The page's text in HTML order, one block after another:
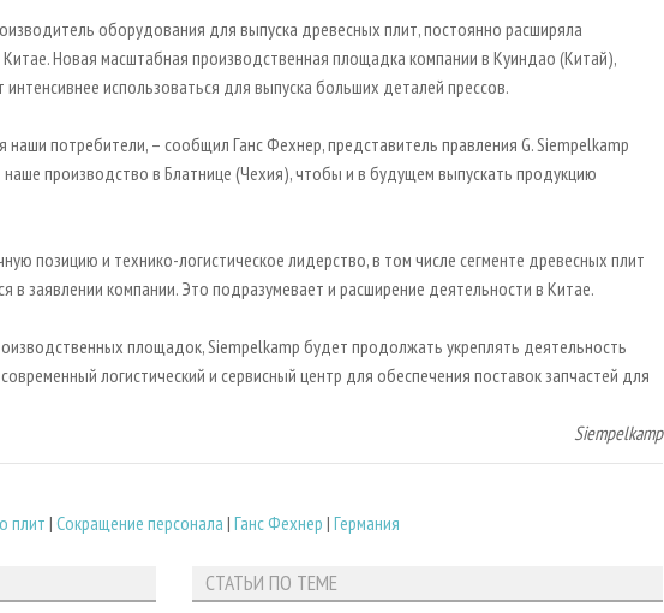
оборудования для выпуска древесных плит, постоянно расширяла
Новая масштабная производственная площадка компании в Куиндао (Китай),
использоваться для выпуска больших деталей прессов.
потребители, – сообщил Ганс Фехнер, представитель правления G. Siempelkamp
производство в Блатнице (Чехия), чтобы и в будущем выпускать продукцию
позицию и технико-логистическое лидерство, в том числе сегменте древесных плит
в заявлении компании. Это подразумевает и расширение деятельности в Китае.
площадок, Siempelkamp будет продолжать укреплять деятельность
логистический и сервисный центр для обеспечения поставок запчастей для
Siempelkamp
плит | Сокращение персонала | Ганс Фехнер | Германия
СТАТЬИ ПО ТЕМЕ